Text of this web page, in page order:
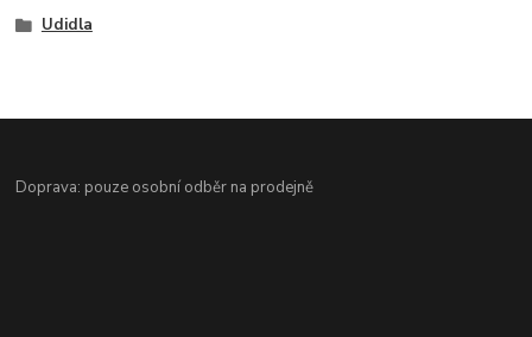
Udidla
Doprava: pouze osobní odběr na prodejně